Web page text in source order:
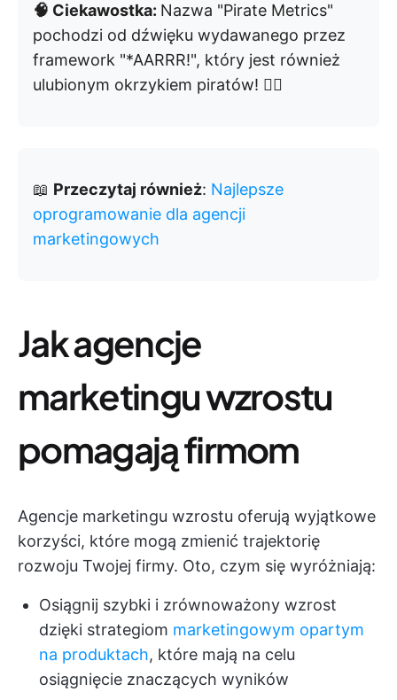
🧠 Ciekawostka: Nazwa "Pirate Metrics"
pochodzi od dźwięku wydawanego przez
framework "*AARRR!", który jest również
ulubionym okrzykiem piratów! 🏴‍☠️
📖 Przeczytaj również: Najlepsze
oprogramowanie dla agencji
marketingowych
Jak agencje
marketingu wzrostu
pomagają firmom
Agencje marketingu wzrostu oferują wyjątkowe
korzyści, które mogą zmienić trajektorię
rozwoju Twojej firmy. Oto, czym się wyróżniają:
Osiągnij szybki i zrównoważony wzrost
dzięki strategiom marketingowym opartym
na produktach, które mają na celu
osiągnięcie znaczących wyników